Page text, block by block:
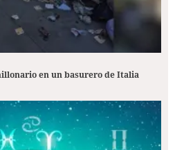
en un basurero de Italia